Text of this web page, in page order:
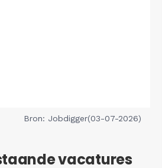
Bron: Jobdigger(03-07-2026)
vacatures